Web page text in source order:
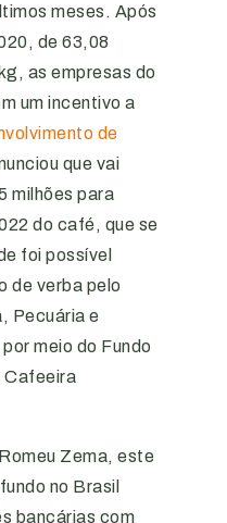
meses. Após
de 63,08
as empresas do
um incentivo a
de
que vai
milhões para
do café, que se
foi possível
de verba pelo
Pecuária e
meio do Fundo
Cafeeira
Zema, este
no Brasil
bancárias com